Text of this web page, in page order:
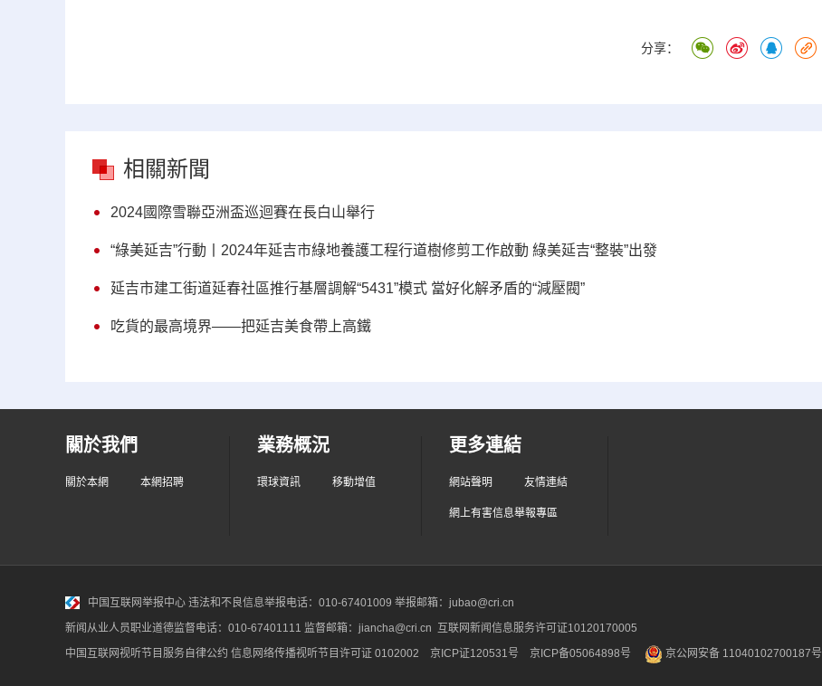
分享：
相關新聞
2024國際雪聯亞洲盃巡迴賽在長白山舉行
“綠美延吉”行動丨2024年延吉市綠地養護工程行道樹修剪工作啟動 綠美延吉“整裝”出發
延吉市建工街道延春社區推行基層調解“5431”模式 當好化解矛盾的“減壓閥”
吃貨的最高境界——把延吉美食帶上高鐵
關於我們
關於本網 本網招聘
業務概況
環球資訊 移動增值
更多連結
網站聲明 友情連結
網上有害信息舉報專區
中国互联网举报中心 违法和不良信息举报电话：010-67401009 举报邮箱：jubao@cri.cn
新闻从业人员职业道德监督电话：010-67401111 监督邮箱：jiancha@cri.cn 互联网新闻信息服务许可证10120170005
中国互联网视听节目服务自律公约 信息网络传播视听节目许可证 0102002 京ICP证120531号 京ICP备05064898号 京公网安备 11040102700187号